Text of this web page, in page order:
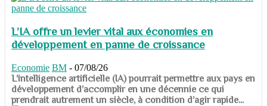
L’IA offre un levier vital aux économies en
développement en panne de croissance
Economie BM - 07/08/26
​​​​​​​L’intelligence artificielle (IA) pourrait permettre aux pays en
développement d’accomplir en une décennie ce qui
prendrait autrement un siècle, à condition d’agir rapide...